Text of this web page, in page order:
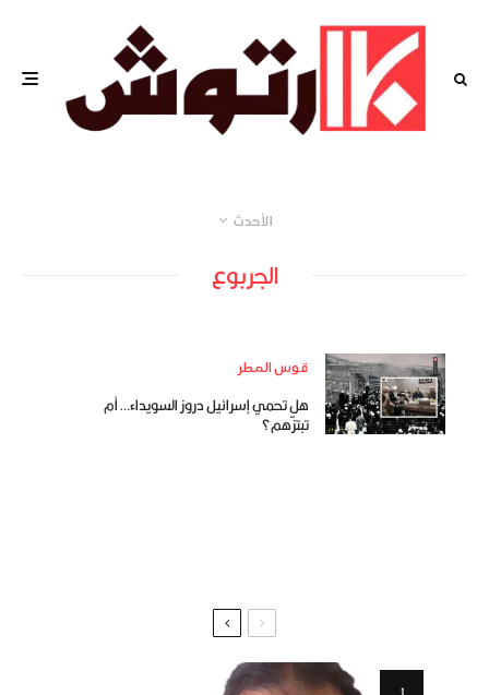
الأحدث
الجربوع
قوس المطر
هل تحمي إسرائيل دروز السويداء… أم
تبتزّهم؟